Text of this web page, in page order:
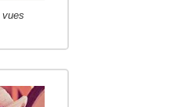
vues